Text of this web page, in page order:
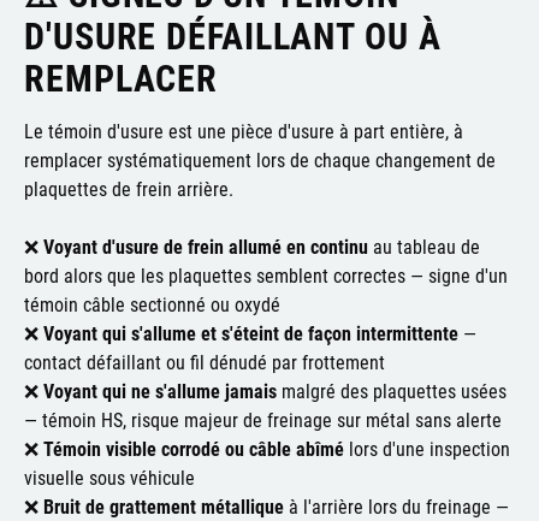
D'USURE DÉFAILLANT OU À
REMPLACER
Le témoin d'usure est une pièce d'usure à part entière, à
remplacer systématiquement lors de chaque changement de
plaquettes de frein arrière.
❌Voyant d'usure de frein allumé en continu au tableau de
bord alors que les plaquettes semblent correctes — signe d'un
témoin câble sectionné ou oxydé
❌Voyant qui s'allume et s'éteint de façon intermittente —
contact défaillant ou fil dénudé par frottement
❌Voyant qui ne s'allume jamais malgré des plaquettes usées
— témoin HS, risque majeur de freinage sur métal sans alerte
❌Témoin visible corrodé ou câble abîmé lors d'une inspection
visuelle sous véhicule
❌ Bruit de grattement métallique à l'arrière lors du freinage —